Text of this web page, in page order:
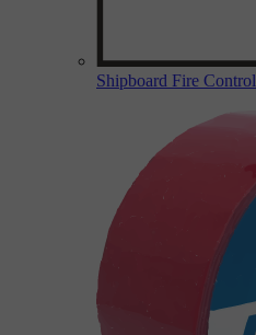
Shipboard Fire Control